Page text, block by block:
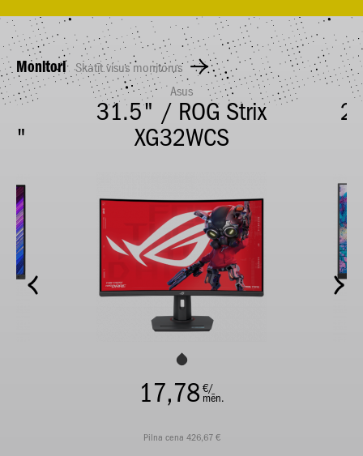
Monitori Skatīt visus monitorus
Asus
31.5" / ROG Strix
XG32WCS
17,78 €/
mēn.
Pilna cena 426,67 €